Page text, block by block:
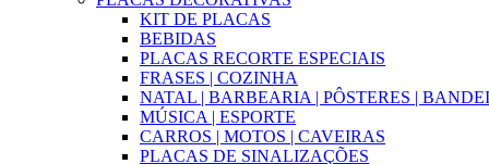
KIT DE PLACAS
BEBIDAS
PLACAS RECORTE ESPECIAIS
FRASES | COZINHA
NATAL | BARBEARIA | PÔSTERES |
MÚSICA | ESPORTE
CARROS | MOTOS | CAVEIRAS
PLACAS DE SINALIZAÇÕES